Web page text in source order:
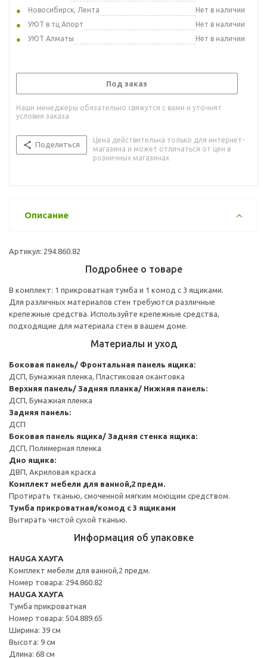
Новосибирск, Лента
Нет в наличии
УЮТ в тц Апорт
Нет в наличии
УЮТ Алматы
Нет в наличии
Под заказ
Наши менеджеры обязательно свяжутся с вами и уточнят
условия заказа
Поделиться
Цена действительна только для интернет-
магазина и может отличаться от цен в
розничных магазинах
Описание
Артикул: 294.860.82
Подробнее о товаре
В комплект: 1 прикроватная тумба и 1 комод с 3 ящиками.
Для различных материалов стен требуются различные
крепежные средства. Используйте крепежные средства,
подходящие для материала стен в вашем доме.
Материалы и уход
Боковая панель/ Фронтальная панель ящика:
ДСП, Бумажная пленка, Пластиковая окантовка
Верхняя панель/ Задняя планка/ Нижняя панель:
ДСП, Бумажная пленка
Задняя панель:
ДСП
Боковая панель ящика/ Задняя стенка ящика:
ДСП, Полимерная пленка
Дно ящика:
ДВП, Акриловая краска
Комплект мебели для ванной,2 предм.
Протирать тканью, смоченной мягким моющим средством.
Тумба прикроватная/комод с 3 ящиками
Вытирать чистой сухой тканью.
Информация об упаковке
HAUGA ХАУГА
Комплект мебели для ванной,2 предм.
Номер товара: 294.860.82
HAUGA ХАУГА
Тумба прикроватная
Номер товара: 504.889.65
Ширина: 39 см
Высота: 9 см
Длина: 68 см